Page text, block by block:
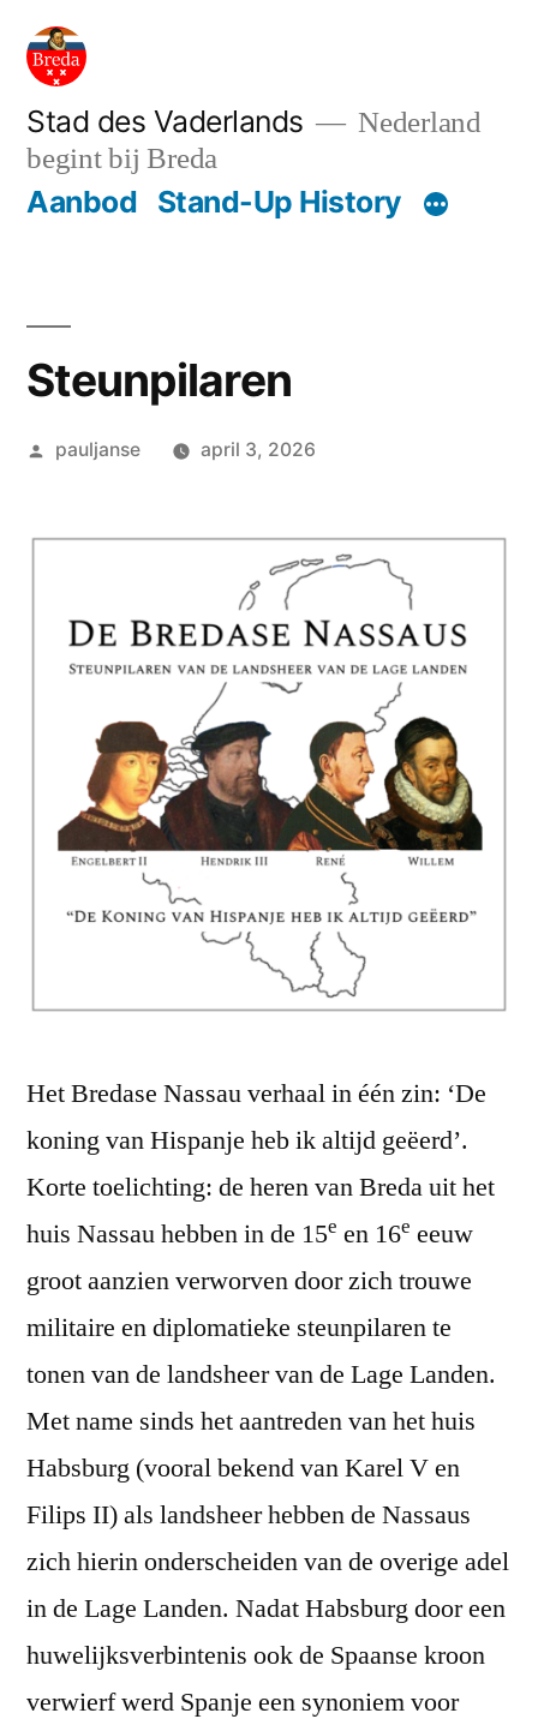
naar
inhoud
Stad des Vaderlands
Nederland
begint bij Breda
Aanbod Stand-Up History
Steunpilaren
Geplaatst
pauljanse april 3, 2026
Het Bredase Nassau verhaal in één zin: ‘De
koning van Hispanje heb ik altijd geëerd’.
Korte toelichting: de heren van Breda uit het
huis Nassau hebben in de 15e en 16e eeuw
groot aanzien verworven door zich trouwe
militaire en diplomatieke steunpilaren te
tonen van de landsheer van de Lage Landen.
Met name sinds het aantreden van het huis
Habsburg (vooral bekend van Karel V en
Filips II) als landsheer hebben de Nassaus
zich hierin onderscheiden van de overige adel
in de Lage Landen. Nadat Habsburg door een
huwelijksverbintenis ook de Spaanse kroon
verwierf werd Spanje een synoniem voor